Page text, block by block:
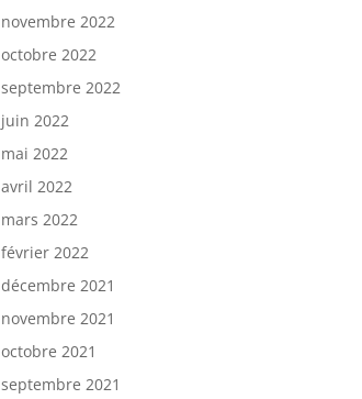
novembre 2022
octobre 2022
septembre 2022
juin 2022
mai 2022
avril 2022
mars 2022
février 2022
décembre 2021
novembre 2021
octobre 2021
septembre 2021